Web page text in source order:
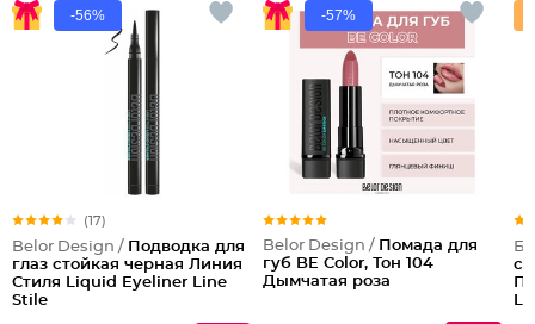
-56%
(17)
Belor Design / Подводка для
глаз стойкая черная Линия
Стиля Liquid Eyeliner Line
Stile
-57%
Belor Design / Помада для
губ BE Color, Тон 104
Дымчатая роза